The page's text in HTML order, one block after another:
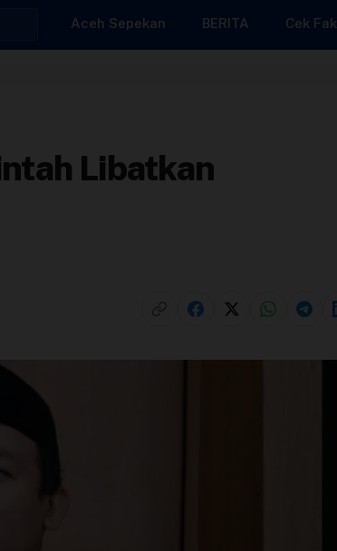
Aceh Sepekan BERITA Cek
Libatkan